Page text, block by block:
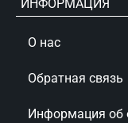
ИНФОРМАЦИЯ
О нас
Обратная связь
Информация об